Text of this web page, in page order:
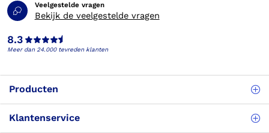
Veelgestelde vragen
Bekijk de veelgestelde vragen
8.3
Meer dan 24.000 tevreden klanten
Producten
Klantenservice